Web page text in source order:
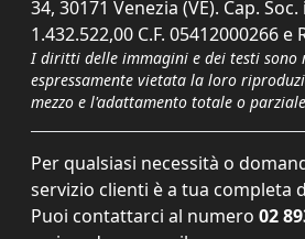
34, 30171 Venezia (VE). Cap. Soc.
1.432.522,00 C.F. 05412000266 e
I diritti delle immagini e dei testi sono
espressamente vietata la loro
mezzo e l'adattamento totale o
Per qualsiasi necessità o
servizio clienti è a tua completa
Puoi contattarci al numero 02